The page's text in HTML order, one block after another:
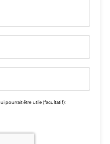
pourrait être utile (facultatif):